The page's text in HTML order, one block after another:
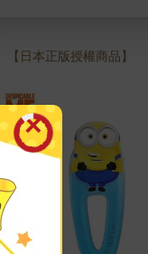
【日本正版授權商品】